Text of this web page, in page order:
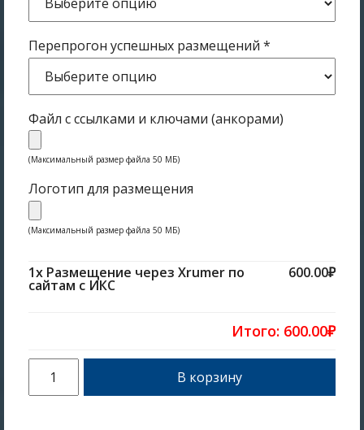
Перепрогон успешных размещений *
Файл с ссылками и ключами (анкорами)
(Максимальный размер файла 50 МБ)
Логотип для размещения
(Максимальный размер файла 50 МБ)
1x Размещение через Xrumer по
сайтам с ИКС
600.00₽
Итого: 600.00₽
В корзину